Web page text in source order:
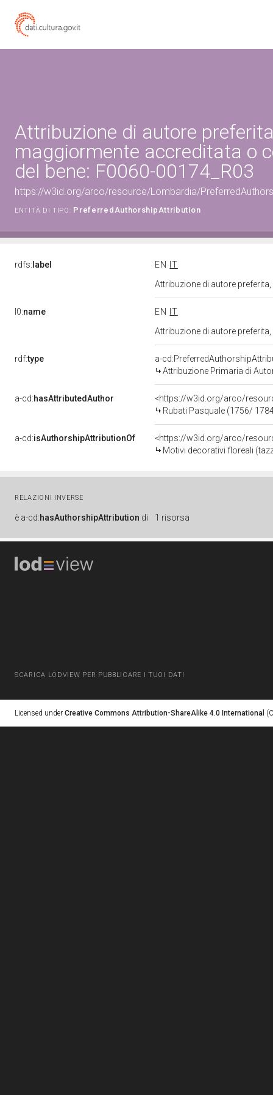
Attribuzione di autore
maggiormente accreditata o
del bene: F0060-00174_R03
https://w3id.org/arco/resource/Lombardia/
ENTITÀ DI TIPO: PreferredAuthorshipAttribution
rdfs: label EN
IT
Attribuzione di autore
l0:name EN
IT
Attribuzione di autore
rdf:type
a-
Attribuzione Primaria di
a-cd:hasAttributedAuthor
<https://w3id.org/arco/
Rubati Pasquale (1756/
a-cd:isAuthorshipAttributionOf
<https://w3id.org/arco/
Motivi decorativi floreali
RELAZIONI INVERSE
è a-cd:hasAuthorshipAttribution di 1 risorsa
SCARICA LODVIEW PER PUBBLICARE I TUOI DATI
Licensed under Creative Commons Attribution-ShareAlike 4.0 International